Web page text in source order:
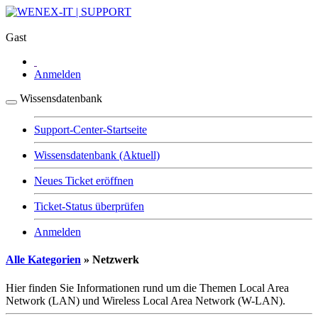
Gast
Anmelden
Wissensdatenbank
Support-Center-Startseite
Wissensdatenbank (Aktuell)
Neues Ticket eröffnen
Ticket-Status überprüfen
Anmelden
Alle Kategorien » Netzwerk
Hier finden Sie Informationen rund um die Themen Local Area
Network (LAN) und Wireless Local Area Network (W-LAN).